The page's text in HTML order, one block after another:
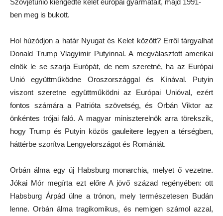
ben meg is bukott.
Hol húzódjon a határ Nyugat és Kelet között? Erről tárgyalhat
Donald Trump Vlagyimir Putyinnal. A megválasztott amerikai
elnök le se szarja Európát, de nem szeretné, ha az Európai
Unió együttműködne Oroszországgal és Kínával. Putyin
viszont szeretne együttműködni az Európai Unióval, ezért
fontos számára a Patrióta szövetség, és Orbán Viktor az
önkéntes trójai faló. A magyar miniszterelnök arra törekszik,
hogy Trump és Putyin közös gauleitere legyen a térségben,
háttérbe szorítva Lengyelországot és Romániát.
Orbán álma egy új Habsburg monarchia, melyet ő vezetne.
Jókai Mór megírta ezt előre A jövő század regényében: ott
Habsburg Árpád ülne a trónon, mely természetesen Budán
lenne. Orbán álma tragikomikus, és nemigen számol azzal,